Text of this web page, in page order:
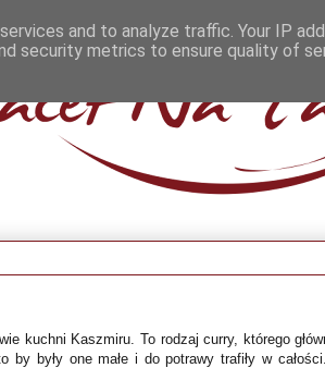
kuchni Kaszmiru. To rodzaj curry, którego
były one małe i do potrawy trafiły w
and to analyze traffic. Your IP
security metrics to ensure quality of